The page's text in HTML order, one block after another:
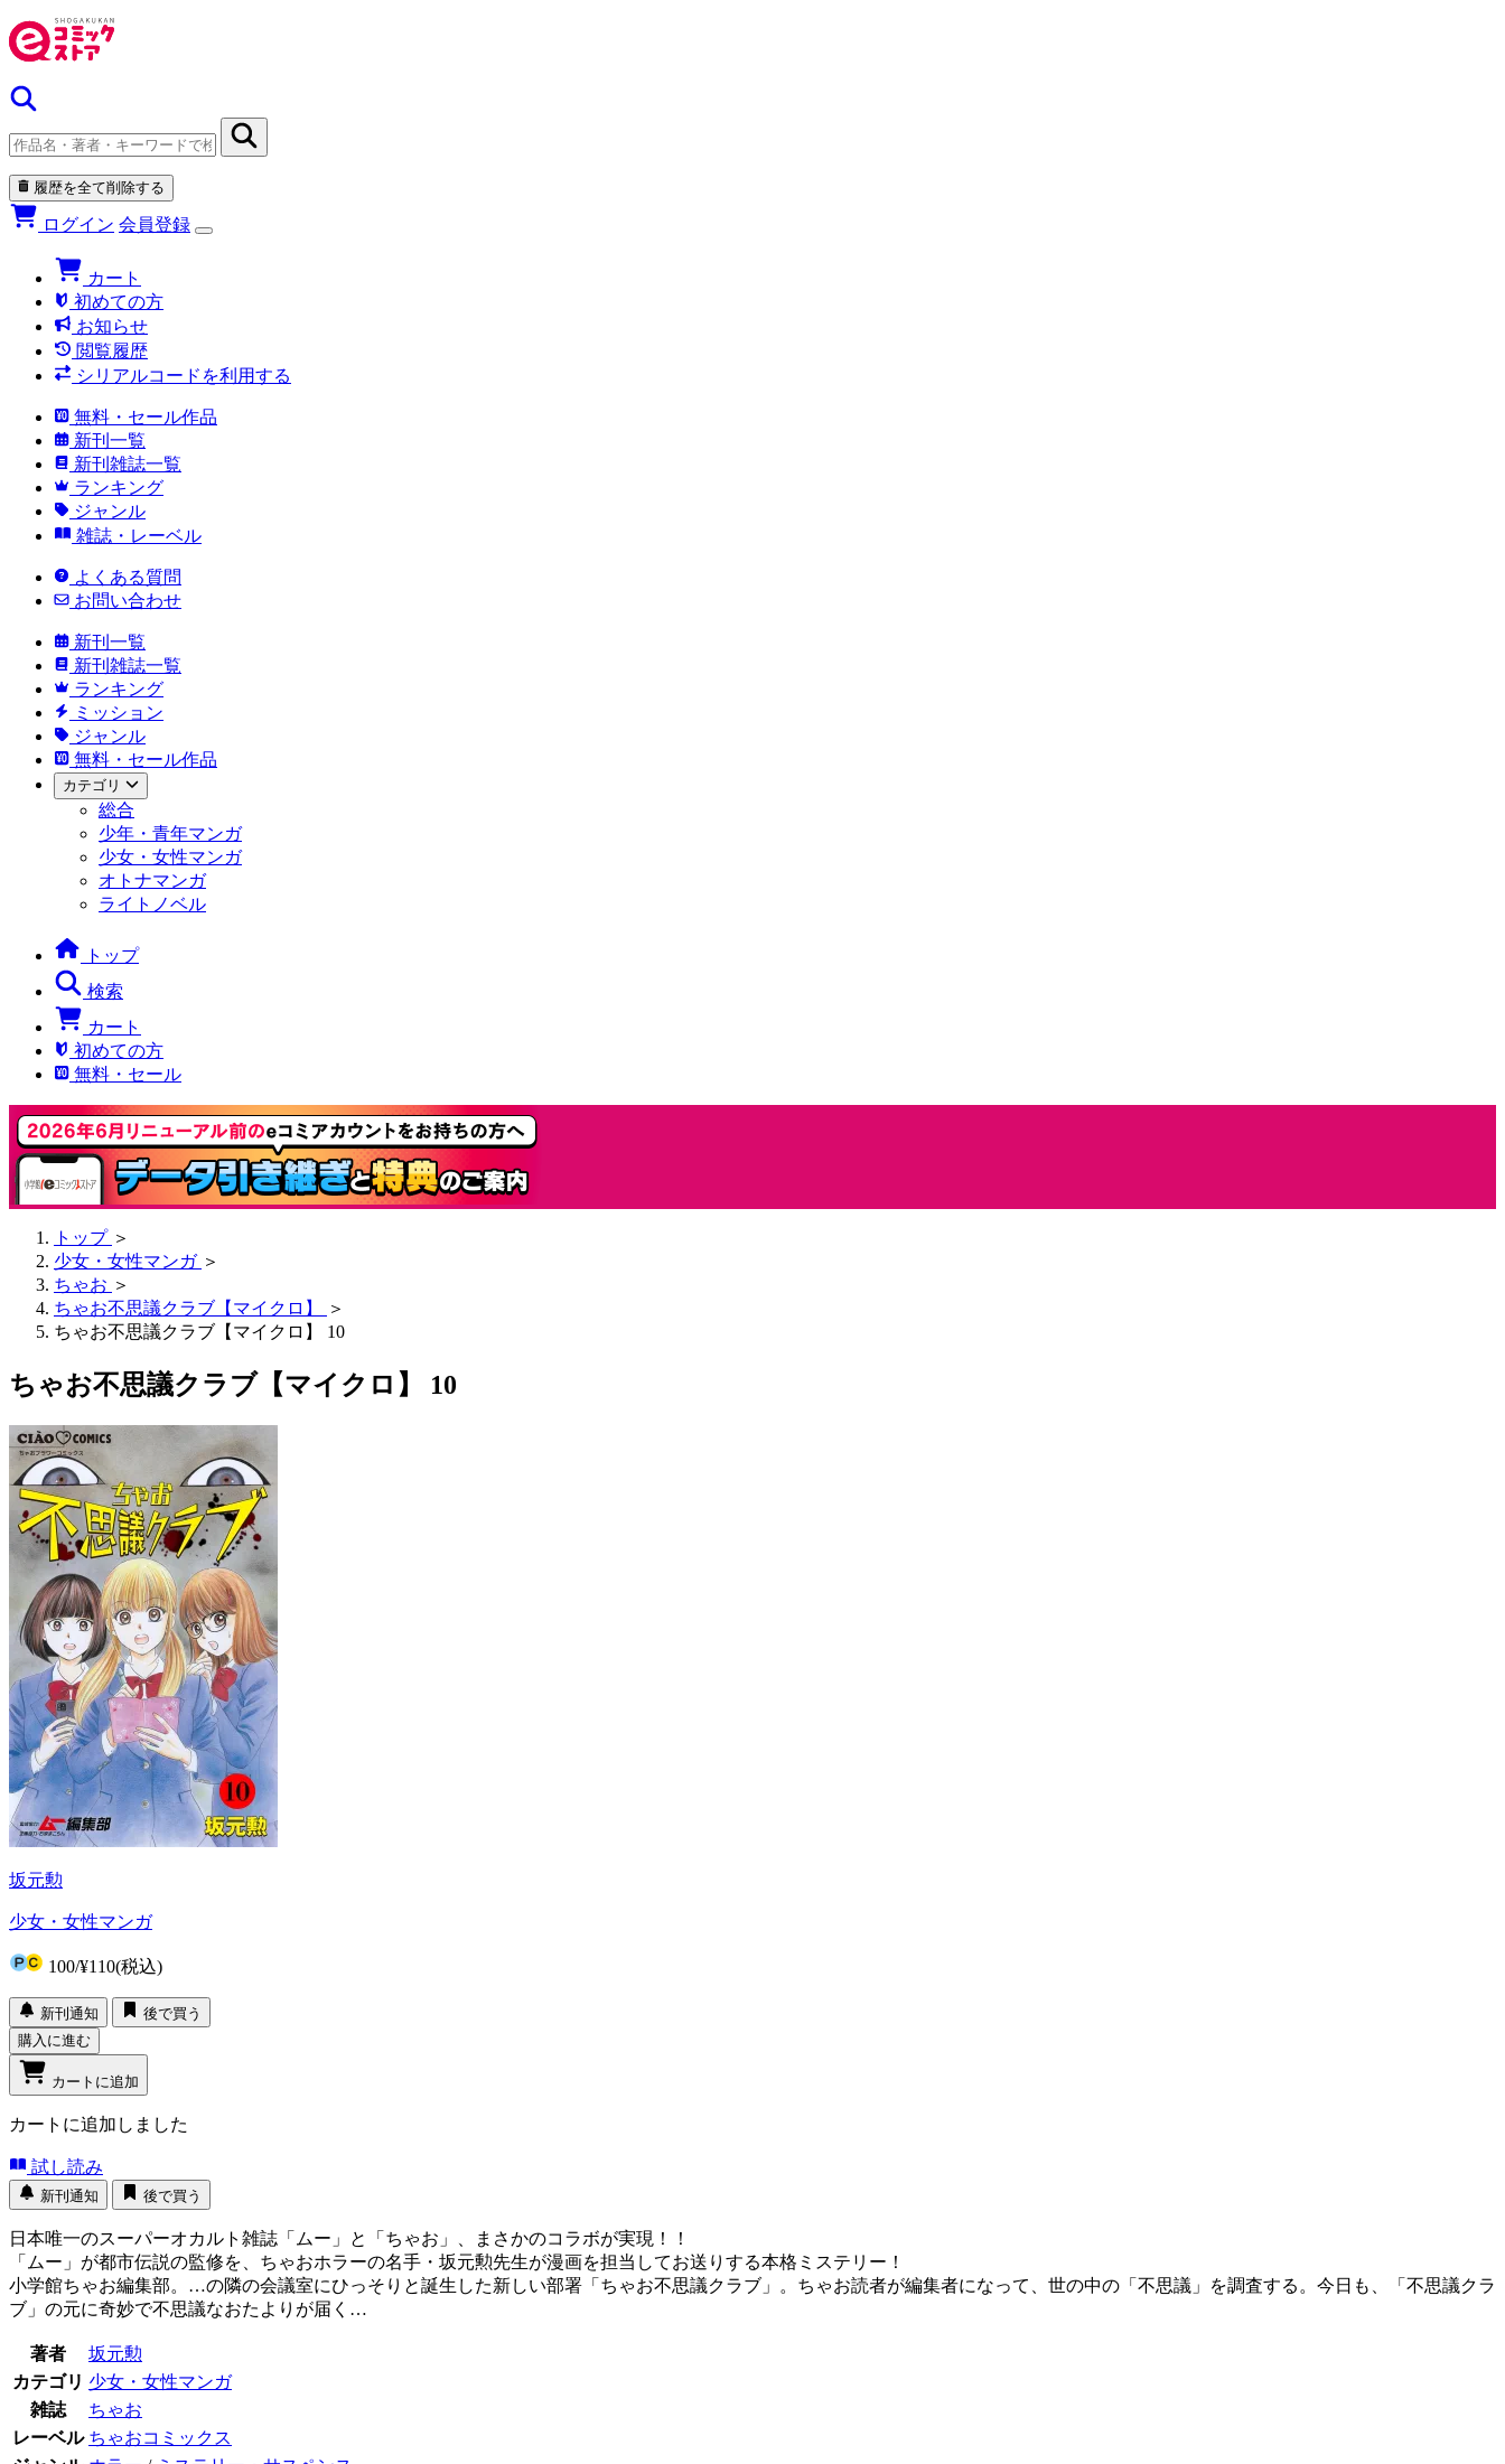
履歴を全て削除する
ログイン 会員登録
カート
初めての方
お知らせ
閲覧履歴
シリアルコードを利用する
無料・セール作品
新刊一覧
新刊雑誌一覧
ランキング
ジャンル
雑誌・レーベル
よくある質問
お問い合わせ
新刊一覧
新刊雑誌一覧
ランキング
ミッション
ジャンル
無料・セール作品
カテゴリ
総合
少年・青年マンガ
少女・女性マンガ
オトナマンガ
ライトノベル
トップ
検索
カート
初めての方
無料・セール
トップ ＞
少女・女性マンガ ＞
ちゃお ＞
ちゃお不思議クラブ【マイクロ】
＞
ちゃお不思議クラブ【マイクロ】 10
ちゃお不思議クラブ【マイクロ】 10
坂元勲
少女・女性マンガ
100/¥110(税込)
新刊通知
後で買う
購入に進む
カートに追加
カートに追加しました
試し読み
新刊通知 後で買う
日本唯一のスーパーオカルト雑誌「ムー」と「ちゃお」、まさかのコラボが実現！！
「ムー」が都市伝説の監修を、ちゃおホラーの名手・坂元勲先生が漫画を担当してお送りする本格ミステリー！
小学館ちゃお編集部。…の隣の会議室にひっそりと誕生した新しい部署「ちゃお不思議クラブ」。ちゃお読者が編集者になって、世の中の「不思議」を調査する。今日も、「不思議クラ
ブ」の元に奇妙で不思議なおたよりが届く…
著者
坂元勲
カテゴリ 少女・女性マンガ
雑誌
ちゃお
レーベル ちゃおコミックス